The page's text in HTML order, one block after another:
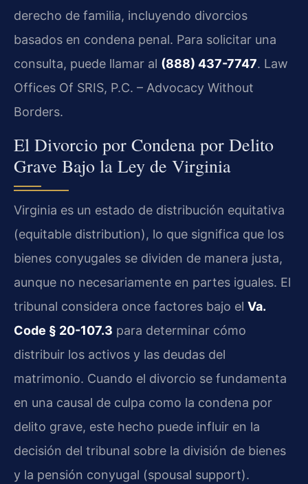
derecho de familia, incluyendo divorcios
basados en condena penal. Para solicitar una
consulta, puede llamar al (888) 437-7747. Law
Offices Of SRIS, P.C. – Advocacy Without
Borders.
El Divorcio por Condena por Delito
Grave Bajo la Ley de Virginia
Virginia es un estado de distribución equitativa
(equitable distribution), lo que significa que los
bienes conyugales se dividen de manera justa,
aunque no necesariamente en partes iguales. El
tribunal considera once factores bajo el Va.
Code § 20-107.3 para determinar cómo
distribuir los activos y las deudas del
matrimonio. Cuando el divorcio se fundamenta
en una causal de culpa como la condena por
delito grave, este hecho puede influir en la
decisión del tribunal sobre la división de bienes
y la pensión conyugal (spousal support).